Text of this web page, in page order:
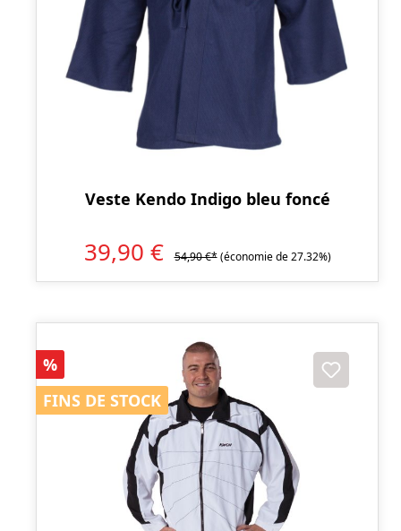
Veste Kendo Indigo bleu foncé
39,90 € 54,90 €* (économie de 27.32%)
Réduction
%
FINS DE STOCK
FINS DE STOCK